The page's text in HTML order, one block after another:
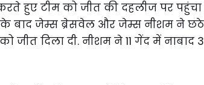
हुए टीम को जीत की दहलीज पर
बाद जेम्स ब्रेसवेल और जेम्स नीशम ने छठे
जीत दिला दी. नीशम ने 11 गेंद में